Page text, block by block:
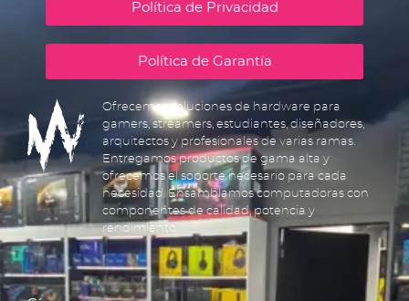
Política de Privacidad
Política de Garantía
Ofrecemos soluciones de hardware para
gamers, streamers, estudiantes, diseñadores,
arquitectos y profesionales de varias ramas.
Entregamos productos de gama alta y
ofrecemos el soporte necesario para cada
necesidad. Ensamblamos computadoras con
componentes de calidad, potencia y
rendimiento.